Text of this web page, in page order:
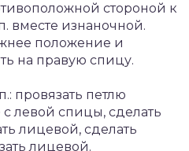
стороной к
вместе изнаночной.
положение и
на правую спицу.
провязать петлю
левой спицы, сделать
лицевой, сделать
лицевой.